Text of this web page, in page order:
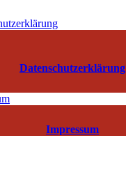
Datenschutzerklärung
Impressum